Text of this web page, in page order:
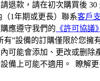
退款，請在初次購買後 30
（1年期或更長）聯系客戶
應遵守我們的 《許可協議》
有”設備的訂購僅限於您擁
可能會添加、更改或删除
備上可能不適用。 瞭解